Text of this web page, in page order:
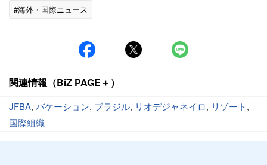
#海外・国際ニュース
関連情報（BiZ PAGE＋）
JFBA, バケーション, ブラジル, リオデジャネイロ, リゾート,
国際組織